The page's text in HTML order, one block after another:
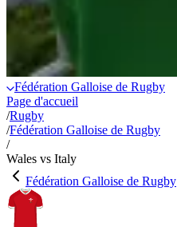
Fédération Galloise de Rugby
Page d'accueil
/Rugby
/Fédération Galloise de Rugby
/
Wales vs Italy
Fédération Galloise de Rugby